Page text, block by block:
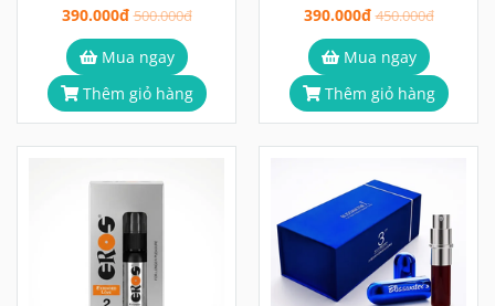
390.000đ 500.000đ
Mua ngay
Thêm giỏ hàng
390.000đ 450.000đ
Mua ngay
Thêm giỏ hàng